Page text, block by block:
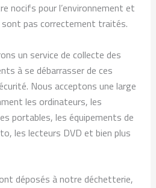
nocifs pour l’environnement et
sont pas correctement traités.
un service de collecte des
à se débarrasser de ces
Nous acceptons une large
les ordinateurs, les
portables, les équipements de
les lecteurs DVD et bien plus
déposés à notre déchetterie,